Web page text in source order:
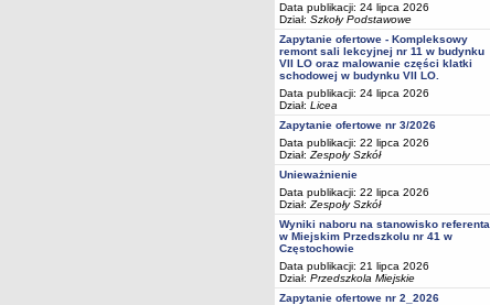
Data publikacji: 24 lipca 2026
Dział: Szkoły Podstawowe
Zapytanie ofertowe - Kompleksowy
remont sali lekcyjnej nr 11 w budynku
VII LO oraz malowanie części klatki
schodowej w budynku VII LO.
Data publikacji: 24 lipca 2026
Dział: Licea
Zapytanie ofertowe nr 3/2026
Data publikacji: 22 lipca 2026
Dział: Zespoły Szkół
Unieważnienie
Data publikacji: 22 lipca 2026
Dział: Zespoły Szkół
Wyniki naboru na stanowisko referenta
w Miejskim Przedszkolu nr 41 w
Częstochowie
Data publikacji: 21 lipca 2026
Dział: Przedszkola Miejskie
Zapytanie ofertowe nr 2_2026